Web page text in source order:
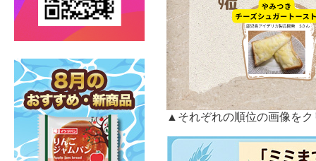
▲それぞれの順位の画像を